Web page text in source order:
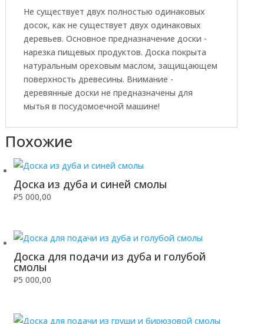
Не существует двух полностью одинаковых
досок, как не существует двух одинаковых
деревьев. Основное предназначение доски -
нарезка пищевых продуктов. Доска покрыта
натуральным ореховым маслом, защищающем
поверхность древесины. Внимание -
деревянные доски не предназначены для
мытья в посудомоечной машине!
Похожие
Доска из дуба и синей смолы
₽5 000,00
Доска для подачи из дуба и голубой
смолы
₽5 000,00